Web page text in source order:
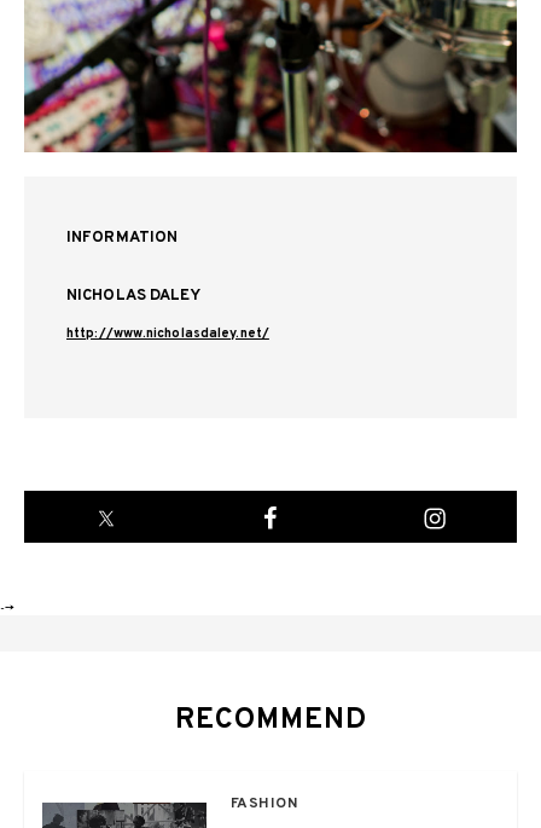
INFORMATION
NICHOLAS DALEY
http://www.nicholasdaley.net/
-->
RECOMMEND
FASHION